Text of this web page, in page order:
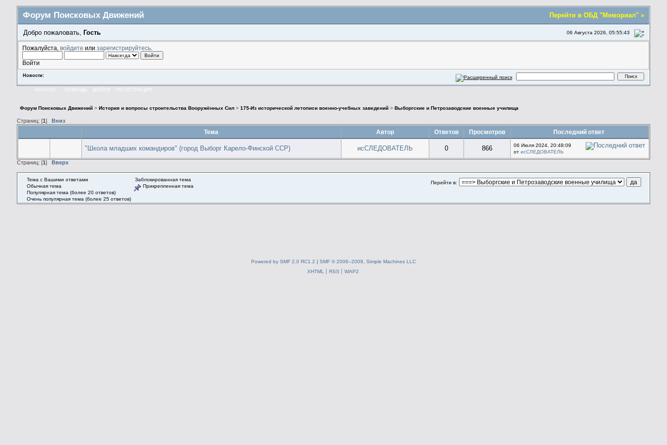
Перейти в ОБД "Мемориал" »
Форум Поисковых Движений
06 Августа 2026, 05:55:43
Добро пожаловать, Гость
Пожалуйста, войдите или зарегистрируйтесь.
Войти
Новости:
НАЧАЛО ПОМОЩЬ ВОЙТИ РЕГИСТРАЦИЯ
Форум Поисковых Движений > История и вопросы строительства Вооружённых Сил >175-Из исторической летописи военно-учебных заведений > Выборгские и Петрозаводские военные училища
Страниц: [1 ] Вниз
Тема Автор Ответов Просмотров Последний ответ
"Школа младших командиров" (город Выборг Карело-Финской ССР) исСЛЕДОВАТЕЛЬ 0 866
06 Июля 2024, 20:48:09
отисСЛЕДОВАТЕЛЬ
Страниц: [1 ] Вверх
Перейти в:
Тема с Вашими ответами
Обычная тема
Популярная тема (более 20 ответов)
Очень популярная тема (более 25 ответов)
Заблокированная тема
Прикрепленная тема
Powered by SMF 2.0 RC1.2
SMF © 2006–2009, Simple Machines LLC
XHTML
RSS WAP2